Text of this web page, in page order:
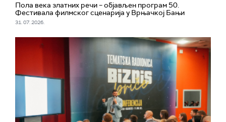
Пола века златних речи – објављен програм 50.
Фестивала филмског сценарија у Врњачкој Бањи
31. 07. 2026.